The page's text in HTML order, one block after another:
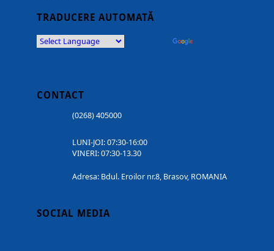
TRADUCERE AUTOMATĂ
CONTACT
(0268) 405000
LUNI-JOI: 07:30-16:00
VINERI: 07:30-13.30
Adresa: Bdul. Eroilor nr.8, Brasov, ROMANIA
SOCIAL MEDIA